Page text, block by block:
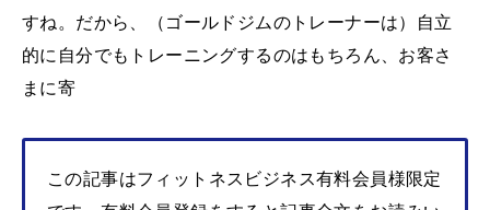
すね。だから、（ゴールドジムのトレーナーは）自立
的に自分でもトレーニングするのはもちろん、お客さ
まに寄
この記事はフィットネスビジネス有料会員様限定